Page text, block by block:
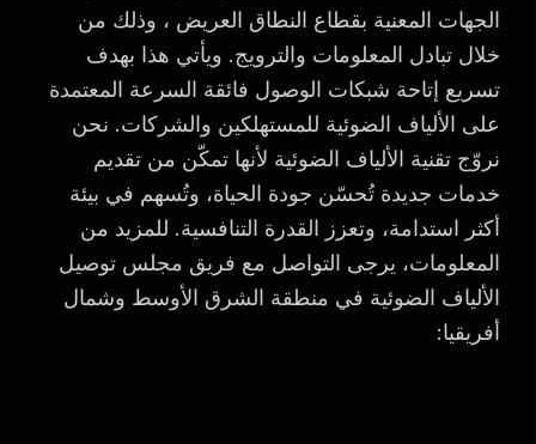
الجهات المعنية بقطاع النطاق العريض ، وذلك من
خلال تبادل المعلومات والترويج. ويأتي هذا بهدف
تسريع إتاحة شبكات الوصول فائقة السرعة المعتمدة
على الألياف الضوئية للمستهلكين والشركات. نحن
نروّج تقنية الألياف الضوئية لأنها تمكّن من تقديم
خدمات جديدة تُحسّن جودة الحياة، وتُسهم في بيئة
أكثر استدامة، وتعزز القدرة التنافسية. للمزيد من
المعلومات، يرجى التواصل مع فريق مجلس توصيل
الألياف الضوئية في منطقة الشرق الأوسط وشمال
أفريقيا: